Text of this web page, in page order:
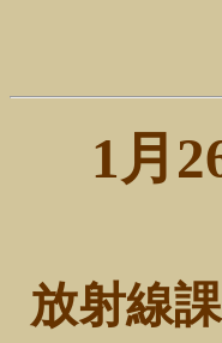
1月
放射線